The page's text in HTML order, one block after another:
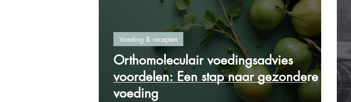
Orthomoleculair voedingsadvies
voordelen: Een stap naar gezondere
voeding
Voeding & recepten